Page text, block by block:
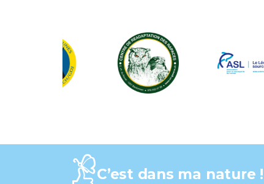
C’est dans ma nature !